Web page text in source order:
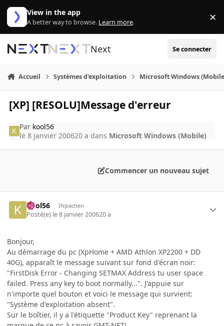
Aller au contenu
View in the app
A better way to browse. Learn more. ×
Next Se connecter
Accueil Systèmes d'exploitation Microsoft Windows
[XP] [RESOLU]Message d'erreur
Par kool56
le 8 janvier 200620 a dans Microsoft Windows (Mobile)
Commencer un nouveau sujet
kool56 INpactien
Posté(e) le 8 janvier 200620 a
Bonjour,
Au démarrage du pc (XpHome + AMD Athlon XP2200 + DD
40G), apparaît le message suivant sur fond d'écran noir:
"FirstDisk Error - Changing SETMAX Address tu user space
failed. Press any key to boot normally...". J'appuie sur
n'importe quel bouton et voici le message qui survient:
"Système d'exploitation absent".
Sur le boîtier, il y a l'étiquette "Product Key" reprenant la